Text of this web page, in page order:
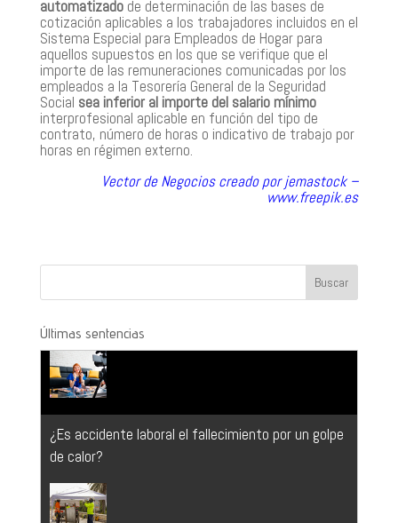
automatizadode determinación de las bases de
cotización aplicables a los trabajadores incluidos en el
Sistema Especial para Empleados de Hogar para
aquellos supuestos en los que se verifique que el
importe de las remuneraciones comunicadas por los
empleados a la Tesorería General de la Seguridad
Social sea inferior al importe del salario mínimo
interprofesional aplicable en función del tipo de
contrato, número de horas o indicativo de trabajo por
horas en régimen externo.
Vector de Negocios creado por jemastock –
www.freepik.es
Últimas sentencias
¿Es accidente laboral el fallecimiento por un golpe
de calor?
La Justicia avala el despido de un empleado por un